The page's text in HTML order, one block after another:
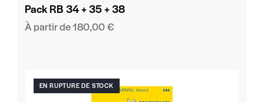
Pack RB 34 + 35 + 38
À partir de180,00€
EN RUPTURE DE STOCK